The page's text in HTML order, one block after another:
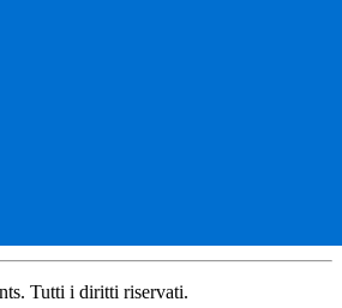
Tutti i diritti riservati.